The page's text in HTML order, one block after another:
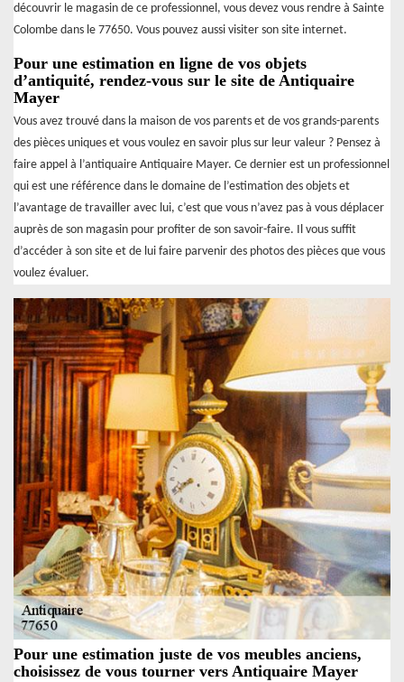
découvrir le magasin de ce professionnel, vous devez vous rendre à Sainte
Colombe dans le 77650. Vous pouvez aussi visiter son site internet.
Pour une estimation en ligne de vos objets
d’antiquité, rendez-vous sur le site de Antiquaire
Mayer
Vous avez trouvé dans la maison de vos parents et de vos grands-parents
des pièces uniques et vous voulez en savoir plus sur leur valeur ? Pensez à
faire appel à l’antiquaire Antiquaire Mayer. Ce dernier est un professionnel
qui est une référence dans le domaine de l’estimation des objets et
l’avantage de travailler avec lui, c’est que vous n’avez pas à vous déplacer
auprès de son magasin pour profiter de son savoir-faire. Il vous suffit
d’accéder à son site et de lui faire parvenir des photos des pièces que vous
voulez évaluer.
Pour une estimation juste de vos meubles anciens,
choisissez de vous tourner vers Antiquaire Mayer